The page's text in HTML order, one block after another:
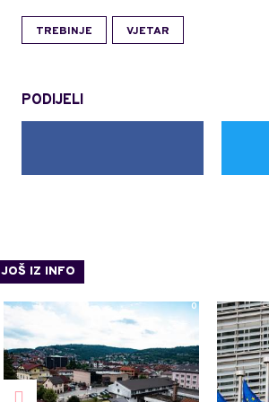
TREBINJE VJETAR
PODIJELI
JOŠ IZ INFO
0